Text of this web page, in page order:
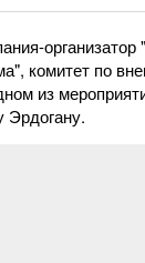
организатор
комитет по
из
Эрдогану.